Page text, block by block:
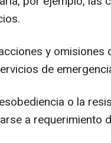
y omisiones
de
o la
a requerimiento